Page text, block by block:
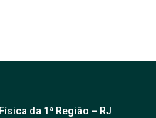
da 1ª Região – RJ